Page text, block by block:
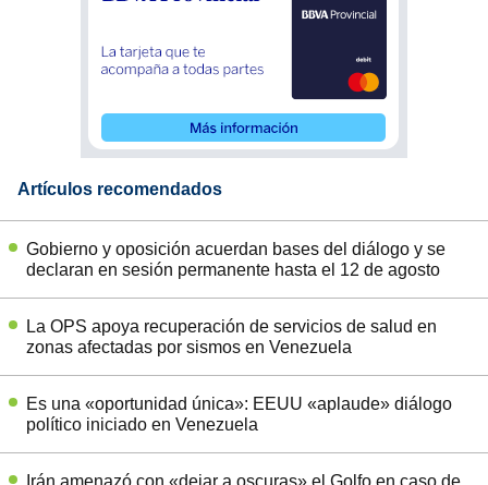
Artículos recomendados
Gobierno y oposición acuerdan bases del diálogo y se
declaran en sesión permanente hasta el 12 de agosto
La OPS apoya recuperación de servicios de salud en
zonas afectadas por sismos en Venezuela
Es una «oportunidad única»: EEUU «aplaude» diálogo
político iniciado en Venezuela
Irán amenazó con «dejar a oscuras» el Golfo en caso de